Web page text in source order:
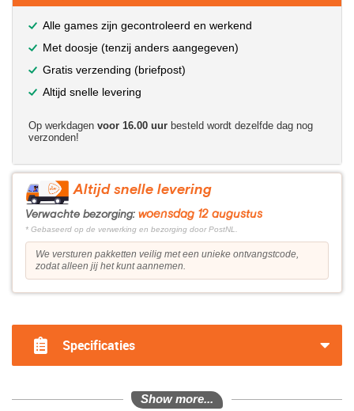
Alle games zijn gecontroleerd en werkend
Met doosje (tenzij anders aangegeven)
Gratis verzending (briefpost)
Altijd snelle levering
Op werkdagen voor 16.00 uur besteld wordt dezelfde dag nog
verzonden!
Altijd snelle levering
Verwachte bezorging: woensdag 12 augustus
* Gebaseerd op de verwerking en bezorging door PostNL.
We versturen pakketten veilig met een unieke ontvangstcode,
zodat alleen jij het kunt aannemen.
Specificaties
Show more...